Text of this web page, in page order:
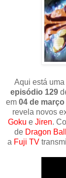
Aqui está
episódio 129
em 04 de março
revela novos
Goku eJiren.
de Dragon
a Fuji TV